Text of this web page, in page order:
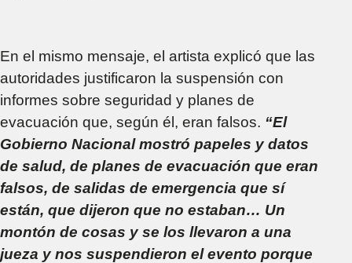
En el mismo mensaje, el artista explicó que las
autoridades justificaron la suspensión con
informes sobre seguridad y planes de
evacuación que, según él, eran falsos. “El
Gobierno Nacional mostró papeles y datos
de salud, de planes de evacuación que eran
falsos, de salidas de emergencia que sí
están, que dijeron que no estaban… Un
montón de cosas y se los llevaron a una
jueza y nos suspendieron el evento porque